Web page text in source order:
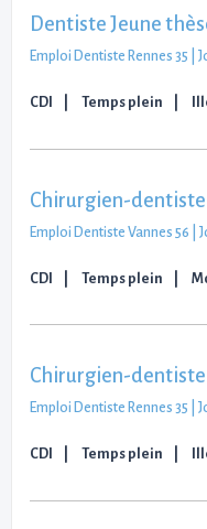
Dentiste Jeune
Emploi Dentiste Rennes 35 |
CDI Temps plein
Chirurgien-dentiste
Emploi Dentiste Vannes 56 |
CDI Temps plein
Chirurgien-dentiste
Emploi Dentiste Rennes 35 |
CDI Temps plein